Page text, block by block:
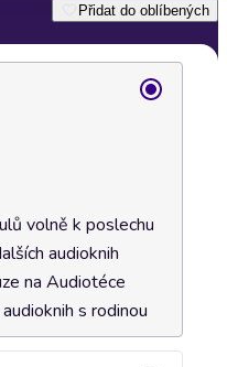
Přidat do oblíbených
volně k poslechu
audioknih
na Audiotéce
s rodinou